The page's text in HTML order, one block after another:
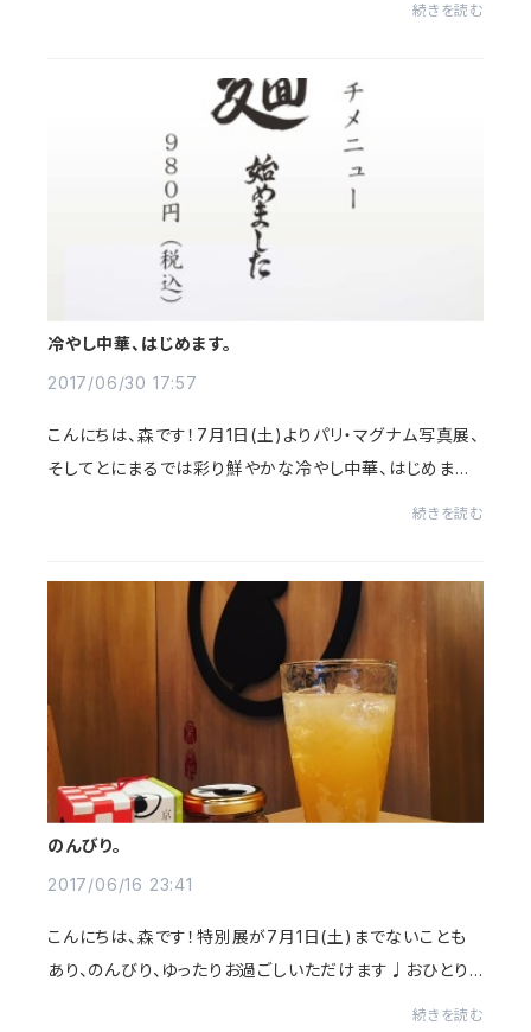
続きを読む
冷やし中華、はじめます。
2017/06/30 17:57
こんにちは、森です！7月1日(土)よりパリ・マグナム写真展、
そしてとにまるでは彩り鮮やかな冷やし中華、はじめま
続きを読む
のんびり。
2017/06/16 23:41
こんにちは、森です！特別展が7月1日(土)までないことも
あり、のんびり、ゆったりお過ごしいただけます♩おひとり
続きを読む